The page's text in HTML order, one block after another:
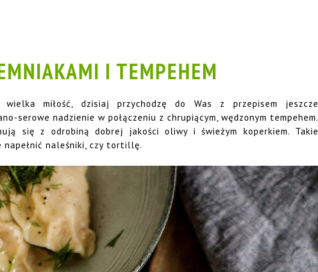
I TEMPEHEM
miłość, dzisiaj przychodzę do Was z przepisem jeszcze
serowe nadzienie w połączeniu z chrupiącym, wędzonym tempehem.
się z odrobiną dobrej jakości oliwy i świeżym koperkiem. Takie
napełnić naleśniki, czy tortillę.